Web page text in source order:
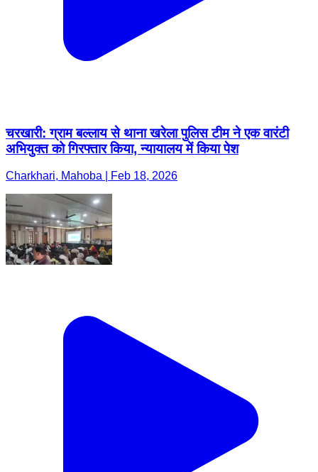
चरखारी: ग्राम बल्लाय से थाना खरेला पुलिस टीम ने एक वारंटी
अभियुक्त को गिरफ्तार किया, न्यायालय में किया पेश
Charkhari, Mahoba | Feb 18, 2026